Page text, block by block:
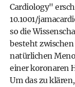
Cardiology"
10.1001/
so die
besteht
natürlichen
einer koronaren
Um das zu